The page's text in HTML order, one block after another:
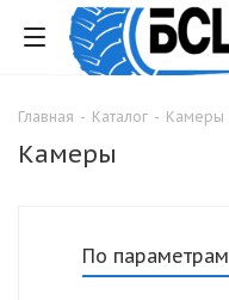
Главная - Каталог - Камеры
Камеры
По параметрам